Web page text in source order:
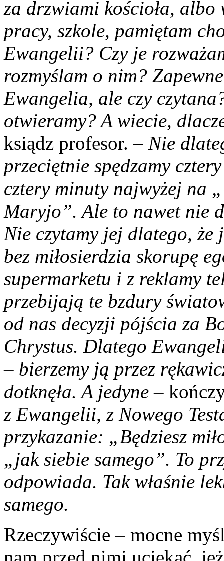
za drzwiami kościoła,
pracy, szkole, pamiętam
Ewangelii? Czy je
rozmyślam o nim?
Ewangelia, ale czy
otwieramy? A wiecie,
ksiądz profesor. – Nie
przeciętnie spędzamy
cztery minuty najwyżej na
Maryjo”. Ale to nawet nie
Nie czytamy jej dlatego,
bez miłosierdzia skorupę
supermarketu i z reklamy
przebijają te bzdury
od nas decyzji pójścia za
Chrystus. Dlatego
– bierzemy ją przez
dotknęła. A jedyne –
z Ewangelii, z Nowego
przykazanie: „Będziesz
„jak siebie samego”. To
odpowiada. Tak właśnie
samego.
Rzeczywiście – mocne